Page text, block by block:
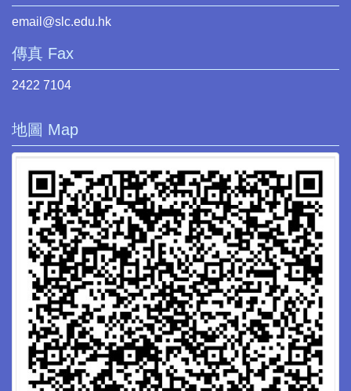
email@slc.edu.hk
傳真 Fax
2422 7104
地圖 Map